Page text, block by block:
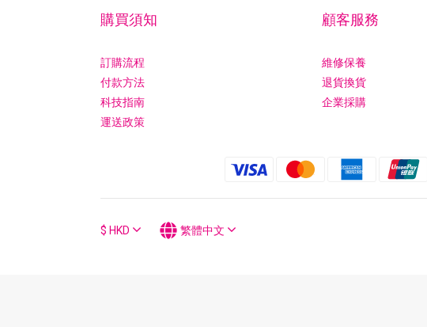
購買須知
訂購流程
付款方法
科技指南
運送政策
顧客服務
維修保養
退貨換貨
企業採購
$ HKD 繁體中文